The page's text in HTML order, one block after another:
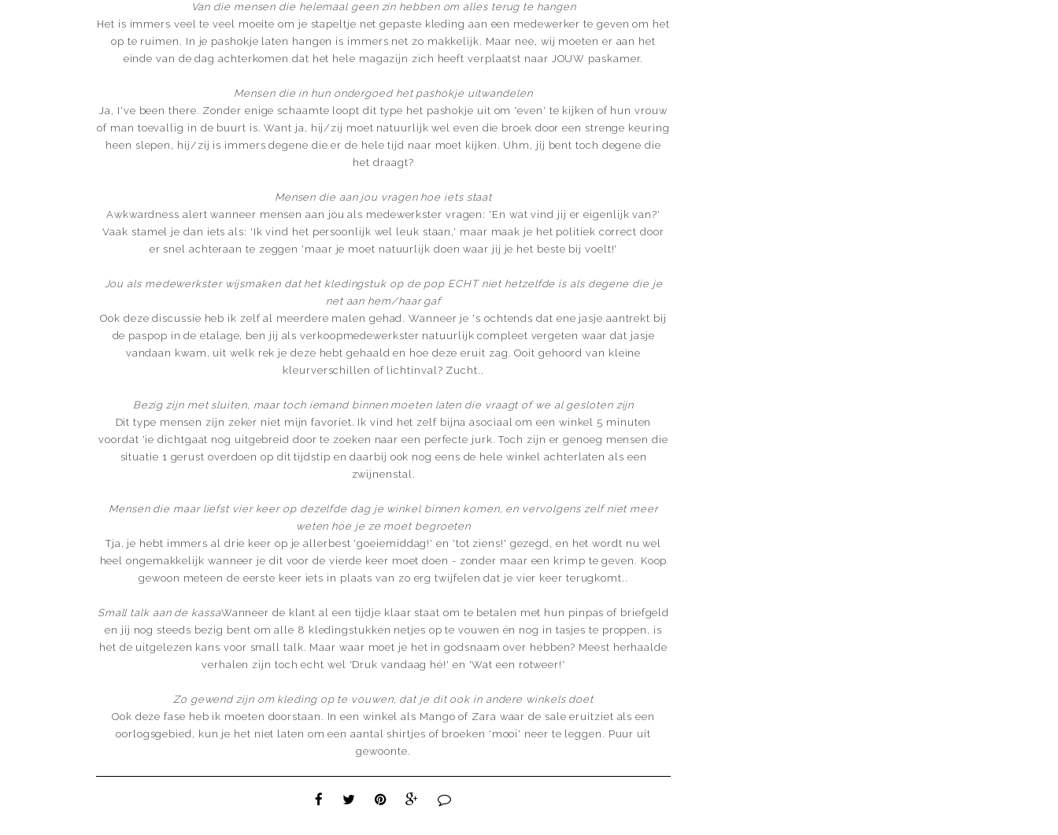
Van die mensen die helemaal geen zin hebben om alles terug te hangen
Het is immers veel te veel moeite om je stapeltje net gepaste kleding aan een medewerker te geven om het
op te ruimen. In je pashokje laten hangen is immers net zo makkelijk. Maar nee, wij moeten er aan het
einde van de dag achterkomen dat het hele magazijn zich heeft verplaatst naar JOUW paskamer.
Mensen die in hun ondergoed het pashokje uitwandelen
Ja, I've been there. Zonder enige schaamte loopt dit type het pashokje uit om 'even' te kijken of hun vrouw
of man toevallig in de buurt is. Want ja, hij/zij moet natuurlijk wel even die broek door een strenge keuring
heen slepen, hij/zij is immers degene die er de hele tijd naar moet kijken. Uhm, jij bent toch degene die
het draagt?
Mensen die aan jou vragen hoe iets staat
Awkwardness alert wanneer mensen aan jou als medewerkster vragen: 'En wat vind jij er eigenlijk van?'
Vaak stamel je dan iets als: 'Ik vind het persoonlijk wel leuk staan,' maar maak je het politiek correct door
er snel achteraan te zeggen 'maar je moet natuurlijk doen waar jij je het beste bij voelt!'
Jou als medewerkster wijsmaken dat het kledingstuk op de pop ECHT niet hetzelfde is als degene die je
net aan hem/haar gaf
Ook deze discussie heb ik zelf al meerdere malen gehad. Wanneer je 's ochtends dat ene jasje aantrekt bij
de paspop in de etalage, ben jij als verkoopmedewerkster natuurlijk compleet vergeten waar dat jasje
vandaan kwam, uit welk rek je deze hebt gehaald en hoe deze eruit zag. Ooit gehoord van kleine
kleurverschillen of lichtinval? Zucht..
Bezig zijn met sluiten, maar toch iemand binnen moeten laten die vraagt of we al gesloten zijn
Dit type mensen zijn zeker niet mijn favoriet. Ik vind het zelf bijna asociaal om een winkel 5 minuten
voordat 'ie dichtgaat nog uitgebreid door te zoeken naar een perfecte jurk. Toch zijn er genoeg mensen die
situatie 1 gerust overdoen op dit tijdstip en daarbij ook nog eens de hele winkel achterlaten als een
zwijnenstal.
Mensen die maar liefst vier keer op dezelfde dag je winkel binnen komen, en vervolgens zelf niet meer
weten hoe je ze moet begroeten
Tja, je hebt immers al drie keer op je allerbest 'goeiemiddag!' en 'tot ziens!' gezegd, en het wordt nu wel
heel ongemakkelijk wanneer je dit voor de vierde keer moet doen - zonder maar een krimp te geven. Koop
gewoon meteen de eerste keer iets in plaats van zo erg twijfelen dat je vier keer terugkomt..
Small talk aan de kassaWanneer de klant al een tijdje klaar staat om te betalen met hun pinpas of briefgeld
en jij nog steeds bezig bent om alle 8 kledingstukken netjes op te vouwen én nog in tasjes te proppen, is
het de uitgelezen kans voor small talk. Maar waar moet je het in godsnaam over hebben? Meest herhaalde
verhalen zijn toch echt wel 'Druk vandaag hé!' en 'Wat een rotweer!'
Zo gewend zijn om kleding op te vouwen, dat je dit ook in andere winkels doet
Ook deze fase heb ik moeten doorstaan. In een winkel als Mango of Zara waar de sale eruitziet als een
oorlogsgebied, kun je het niet laten om een aantal shirtjes of broeken 'mooi' neer te leggen. Puur uit
gewoonte.